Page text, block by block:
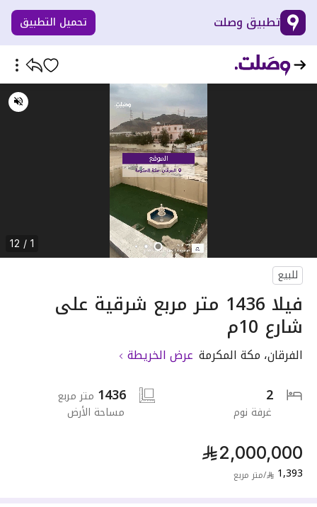
تطبيق وصلت تحميل التطبيق
1 / 12
للبيع
فيلا 1436 متر مربع شرقية على
شارع 10م
الفرقان، مكة المكرمة عرض الخريطة
2
غرفة نوم
1436 متر مربع
مساحة الأرض
2,000,000
1,393
/متر مربع